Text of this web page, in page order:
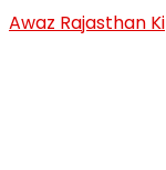
Skip
to
Awaz Rajasthan Ki